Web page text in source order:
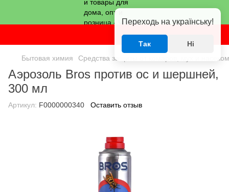
Бытовая химия Средства защиты от комаров, мух и
Аэрозоль Bros против ос и шершней,
300 мл
Артикул: F0000000340 Оставить отзыв
Переходь на українську!
Так Ні